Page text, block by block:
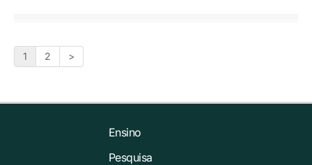
1 2 >
Ensino
Pesquisa